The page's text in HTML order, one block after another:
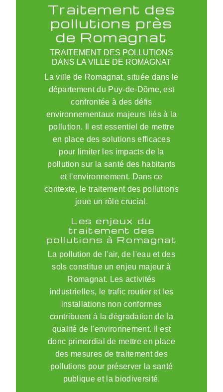
Traitement des
pollutions près
de Romagnat
TRAITEMENT DES POLLUTIONS
DANS LA VILLE DE ROMAGNAT
La ville de Romagnat, située dans le
département du Puy-de-Dôme, est
confrontée à des défis
environnementaux majeurs liés à la
pollution. Il est essentiel de mettre
en place des solutions efficaces
pour limiter les impacts de la
pollution sur la santé des habitants
et l'environnement. Dans ce
contexte, le traitement des pollutions
joue un rôle crucial.
Les enjeux du
traitement des
pollutions à Romagnat
La pollution de l'air, de l'eau et des
sols constitue un enjeu majeur à
Romagnat. Les activités
industrielles, le trafic routier et les
installations non conformes
contribuent à la dégradation de la
qualité de l'environnement. Il est
donc primordial de mettre en place
des mesures de traitement des
pollutions pour préserver la santé
publique et la biodiversité.